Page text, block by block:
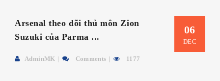
06
DEC
Arsenal theo dõi thủ môn Zion
Suzuki của Parma ...
AdminMK Comments 1177